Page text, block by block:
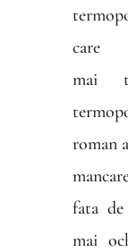
mai
roman
fata
mai